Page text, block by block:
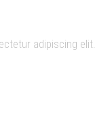
adipiscing elit.